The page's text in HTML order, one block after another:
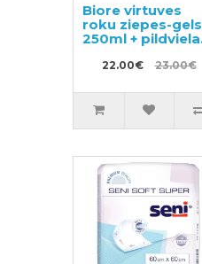
Biore virtuves
roku ziepes-gels
250ml + pildviela
22.00€ 23.00€